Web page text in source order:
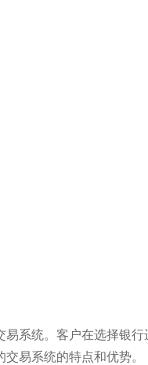
易系统。客户在选择银行
易系统的特点和优势。